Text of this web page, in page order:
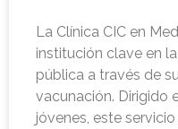
La Clínica CIC en
institución clave en
pública a través de
vacunación. Dirigido
jóvenes, este